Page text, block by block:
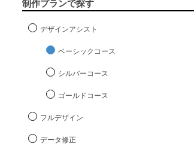
制作プランで探す
デザインアシスト
ベーシックコース
シルバーコース
ゴールドコース
フルデザイン
データ修正